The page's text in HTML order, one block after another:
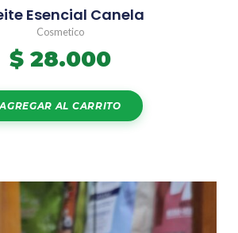
Esencial Canela
Cosmetico
$ 28.000
AGREGAR AL CARRITO